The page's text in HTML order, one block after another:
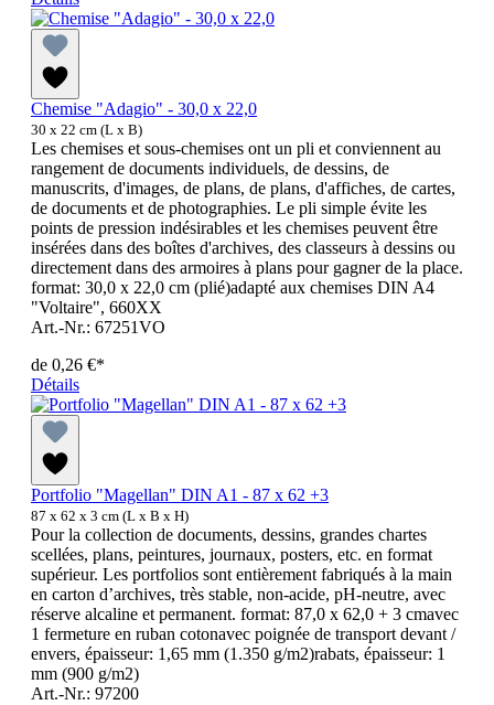
Chemise "Adagio" - 30,0 x 22,0
30 x 22 cm (L x B)
Les chemises et sous-chemises ont un pli et conviennent au
rangement de documents individuels, de dessins, de
manuscrits, d'images, de plans, de plans, d'affiches, de cartes,
de documents et de photographies. Le pli simple évite les
points de pression indésirables et les chemises peuvent être
insérées dans des boîtes d'archives, des classeurs à dessins ou
directement dans des armoires à plans pour gagner de la place.
format: 30,0 x 22,0 cm (plié)adapté aux chemises DIN A4
"Voltaire", 660XX
Art.-Nr.: 67251VO
de 0,26 €*
Détails
Portfolio "Magellan" DIN A1 - 87 x 62 +3
87 x 62 x 3 cm (L x B x H)
Pour la collection de documents, dessins, grandes chartes
scellées, plans, peintures, journaux, posters, etc. en format
supérieur. Les portfolios sont entièrement fabriqués à la main
en carton d’archives, très stable, non-acide, pH-neutre, avec
réserve alcaline et permanent. format: 87,0 x 62,0 + 3 cmavec
1 fermeture en ruban cotonavec poignée de transport devant /
envers, épaisseur: 1,65 mm (1.350 g/m2)rabats, épaisseur: 1
mm (900 g/m2)
Art.-Nr.: 97200